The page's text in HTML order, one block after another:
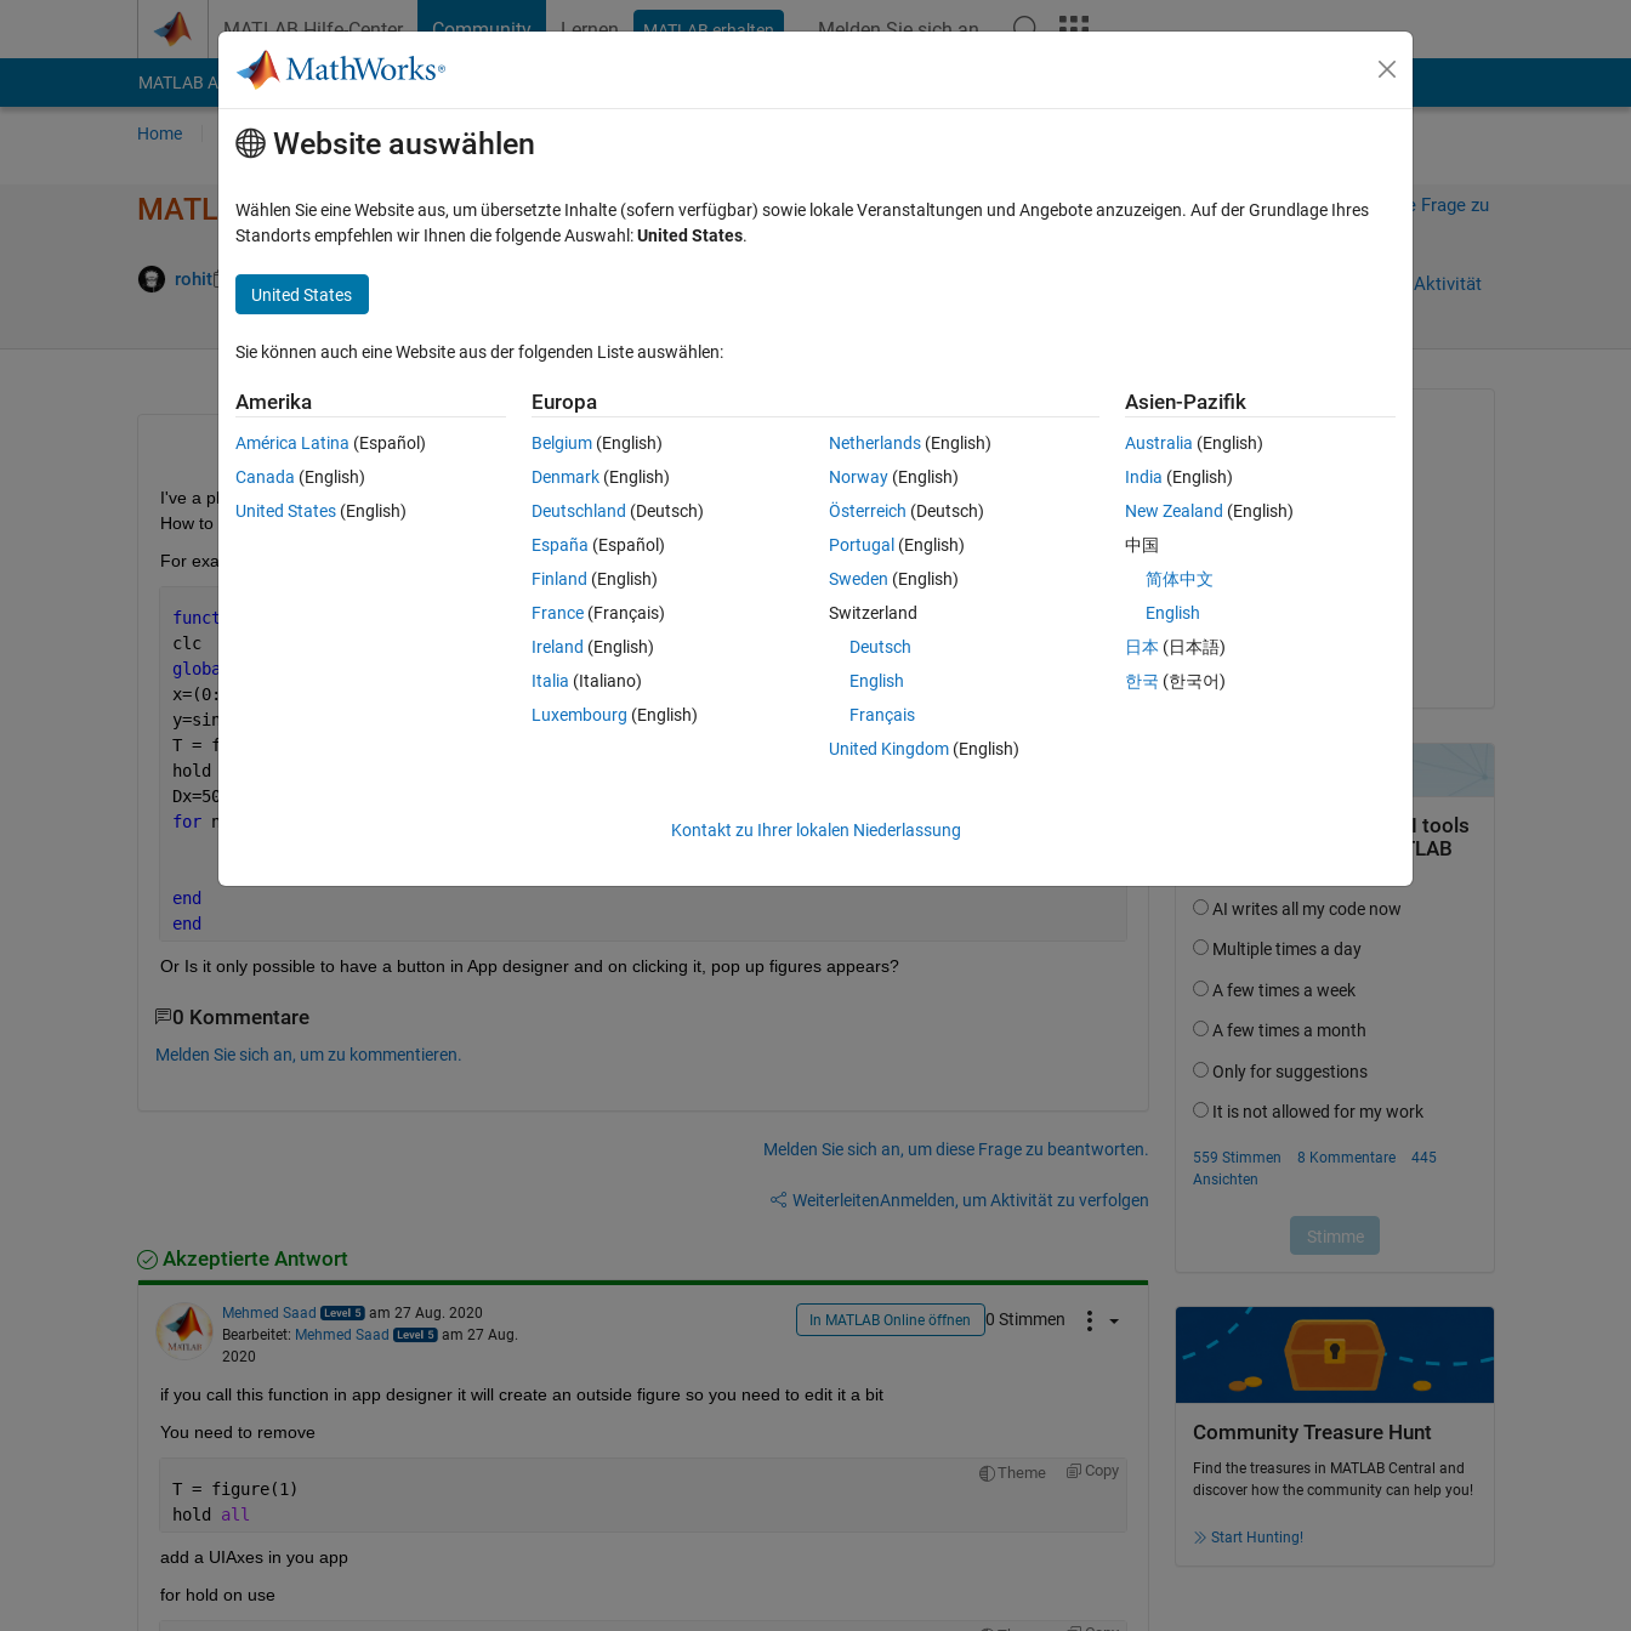
MATLAB Hilfe-Center Community Lernen MATLAB erhalten Melden Sie sich an
MATLAB Answers File Exchange Cody
Home Fragen Antworten Durchsuchen
MATLAB App Designer fetch data from .m file
rohit 27 Aug. 2020 1 Antwort
Melden Sie sich an, um diese Frage zu
Anmelden, um Aktivität
In MATLAB Online öffnen 0 Stimmen
I've a plot function in .m file. Can I plot the same figure inside App Designer with data being fetch from .m file continuously?
How to achieve this?
For example, Suppose I've a
file and I want to plot it in App Designer.
function
clc
global
x=(0:.01:16);
y=sin(3*x);
T = figure(1);
hold
Dx=50;y1=-1.2;y2=1.2;
for n=1:1:numel(x)
end
end
Or Is it only possible to have a button in App designer and on clicking it, pop up figures appears?
0 Kommentare
Melden Sie sich an, um zu kommentieren.
Melden Sie sich an, um diese Frage zu beantworten.
WeiterleitenAnmelden, um Aktivität zu verfolgen
Akzeptierte Antwort
Mehmed Saad
am 27 Aug. 2020
Bearbeitet: Mehmed Saad
am 27 Aug.
2020
In MATLAB Online öffnen 0 Stimmen
if you call this function in app designer it will create an outside figure so you need to edit it a bit
You need to remove
Theme Copy
T = figure(1)
hold all
add a UIAxes in you app
for hold on use
rohit
am 27 Aug. 2020
am 28 Aug. 2020
Akzeptiert:
Community Treasure Hunt
Find the treasures in MATLAB Central and
discover how the community can help you!
Start Hunting!
Website auswählen
Wählen Sie eine Website aus, um übersetzte Inhalte (sofern verfügbar) sowie lokale Veranstaltungen und Angebote anzuzeigen. Auf der Grundlage Ihres
Standorts empfehlen wir Ihnen die folgende Auswahl:United States.
United States
Sie können auch eine Website aus der folgenden Liste auswählen:
Amerika
América Latina (Español)
Canada (English)
United States (English)
Europa
Belgium (English)
Denmark (English)
Deutschland (Deutsch)
España (Español)
Finland (English)
France (Français)
Ireland (English)
Italia (Italiano)
Luxembourg (English)
Netherlands(English)
Norway(English)
Österreich (Deutsch)
Portugal (English)
Sweden (English)
Switzerland
Deutsch
English
Français
United Kingdom(English)
Asien-Pazifik
Australia (English)
India (English)
New Zealand (English)
中国
简体中文
English
日本 (日本語)
한국 (한국어)
Kontakt zu Ihrer lokalen Niederlassung